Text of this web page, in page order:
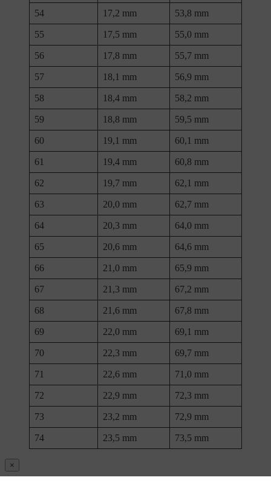
54 17,2 mm 53,8 mm
55 17,5 mm 55,0 mm
56 17,8 mm 55,7 mm
57 18,1 mm 56,9 mm
58 18,4 mm 58,2 mm
59 18,8 mm 59,5 mm
60 19,1 mm 60,1 mm
61 19,4 mm 60,8 mm
62 19,7 mm 62,1 mm
63 20,0 mm 62,7 mm
64 20,3 mm 64,0 mm
65 20,6 mm 64,6 mm
66 21,0 mm 65,9 mm
67 21,3 mm 67,2 mm
68 21,6 mm 67,8 mm
69 22,0 mm 69,1 mm
70 22,3 mm 69,7 mm
71 22,6 mm 71,0 mm
72 22,9 mm 72,3 mm
73 23,2 mm 72,9 mm
74 23,5 mm 73,5 mm
×